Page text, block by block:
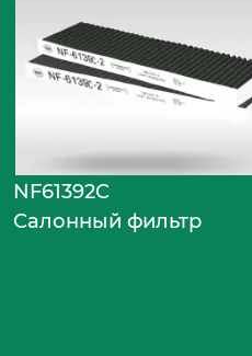
NF61392C
Салонный фильтр